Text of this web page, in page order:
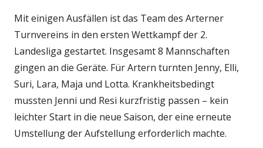
Mit einigen Ausfällen ist das Team des Arterner
Turnvereins in den ersten Wettkampf der 2.
Landesliga gestartet. Insgesamt 8 Mannschaften
gingen an die Geräte. Für Artern turnten Jenny, Elli,
Suri, Lara, Maja und Lotta. Krankheitsbedingt
mussten Jenni und Resi kurzfristig passen – kein
leichter Start in die neue Saison, der eine erneute
Umstellung der Aufstellung erforderlich machte.